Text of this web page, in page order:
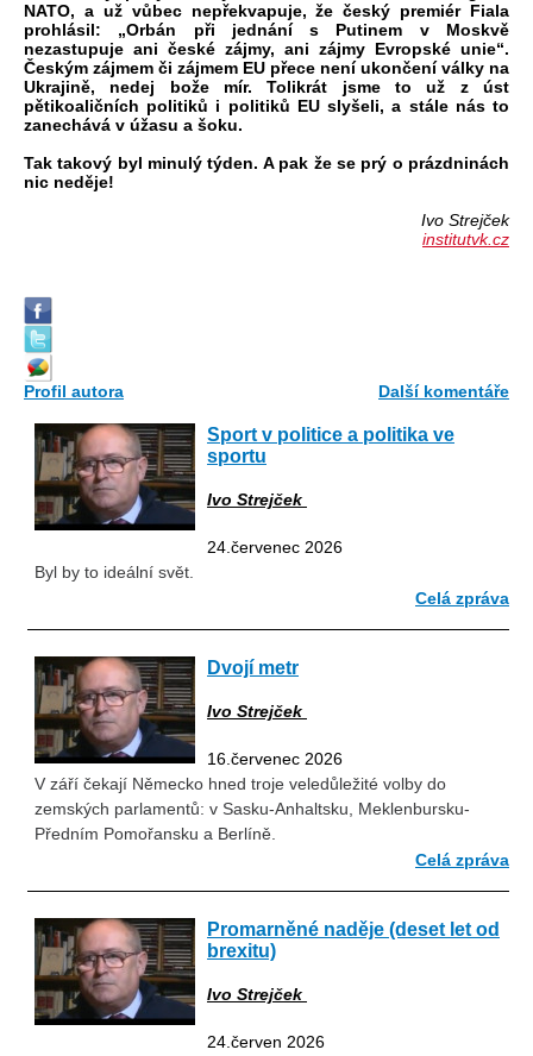
NATO, a už vůbec nepřekvapuje, že český premiér Fiala
prohlásil: „Orbán při jednání s Putinem v Moskvě
nezastupuje ani české zájmy, ani zájmy Evropské unie“.
Českým zájmem či zájmem EU přece není ukončení války na
Ukrajině, nedej bože mír. Tolikrát jsme to už z úst
pětikoaličních politiků i politiků EU slyšeli, a stále nás to
zanechává v úžasu a šoku.
Tak takový byl minulý týden. A pak že se prý o prázdninách
nic neděje!
Ivo Strejček
institutvk.cz
Profil autora Další komentáře
Sport v politice a politika ve
sportu
Ivo Strejček
24.červenec 2026
Byl by to ideální svět.
Celá zpráva
Dvojí metr
Ivo Strejček
16.červenec 2026
V září čekají Německo hned troje veledůležité volby do
zemských parlamentů: v Sasku-Anhaltsku, Meklenbursku-
Předním Pomořansku a Berlíně.
Celá zpráva
Promarněné naděje (deset let od
brexitu)
Ivo Strejček
24.červen 2026